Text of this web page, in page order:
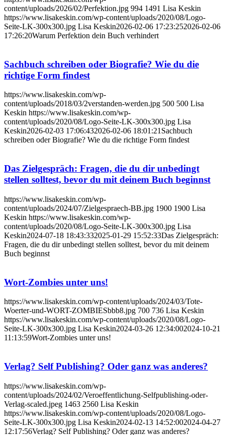
content/uploads/2026/02/Perfektion.jpg 994 1491 Lisa Keskin
https://www.lisakeskin.com/wp-content/uploads/2020/08/Logo-
Seite-LK-300x300.jpg Lisa Keskin2026-02-06 17:23:252026-02-06
17:26:20Warum Perfektion dein Buch verhindert
Sachbuch schreiben oder Biografie? Wie du die
richtige Form findest
https://www.lisakeskin.com/wp-
content/uploads/2018/03/2verstanden-werden.jpg 500 500 Lisa
Keskin https://www.lisakeskin.com/wp-
content/uploads/2020/08/Logo-Seite-LK-300x300.jpg Lisa
Keskin2026-02-03 17:06:432026-02-06 18:01:21Sachbuch
schreiben oder Biografie? Wie du die richtige Form findest
Das Zielgespräch: Fragen, die du dir unbedingt
stellen solltest, bevor du mit deinem Buch beginnst
https://www.lisakeskin.com/wp-
content/uploads/2024/07/Zielgespraech-BB.jpg 1900 1900 Lisa
Keskin https://www.lisakeskin.com/wp-
content/uploads/2020/08/Logo-Seite-LK-300x300.jpg Lisa
Keskin2024-07-18 18:43:332025-01-29 15:52:33Das Zielgespräch:
Fragen, die du dir unbedingt stellen solltest, bevor du mit deinem
Buch beginnst
Wort-Zombies unter uns!
https://www.lisakeskin.com/wp-content/uploads/2024/03/Tote-
Woerter-und-WORT-ZOMBIESbbb8.jpg 700 736 Lisa Keskin
https://www.lisakeskin.com/wp-content/uploads/2020/08/Logo-
Seite-LK-300x300.jpg Lisa Keskin2024-03-26 12:34:002024-10-21
11:13:59Wort-Zombies unter uns!
Verlag? Self Publishing? Oder ganz was anderes?
https://www.lisakeskin.com/wp-
content/uploads/2024/02/Veroeffentlichung-Selfpublishing-oder-
Verlag-scaled.jpeg 1463 2560 Lisa Keskin
https://www.lisakeskin.com/wp-content/uploads/2020/08/Logo-
Seite-LK-300x300.jpg Lisa Keskin2024-02-13 14:52:002024-04-27
12:17:56Verlag? Self Publishing? Oder ganz was anderes?